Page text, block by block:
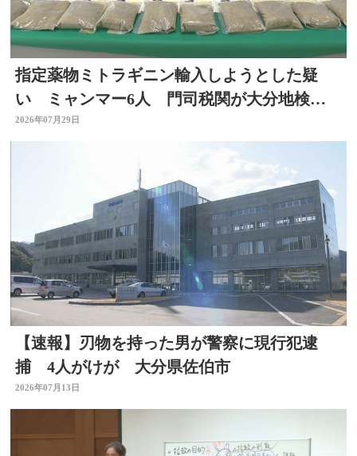
指定薬物ミトラギニン輸入しようとした疑
い ミャンマー6人 門司税関が大分地検に
告発 大分
2026年07月29日
【速報】刃物を持った男が警察に現行犯逮
捕 4人がけが 大分県佐伯市
2026年07月13日